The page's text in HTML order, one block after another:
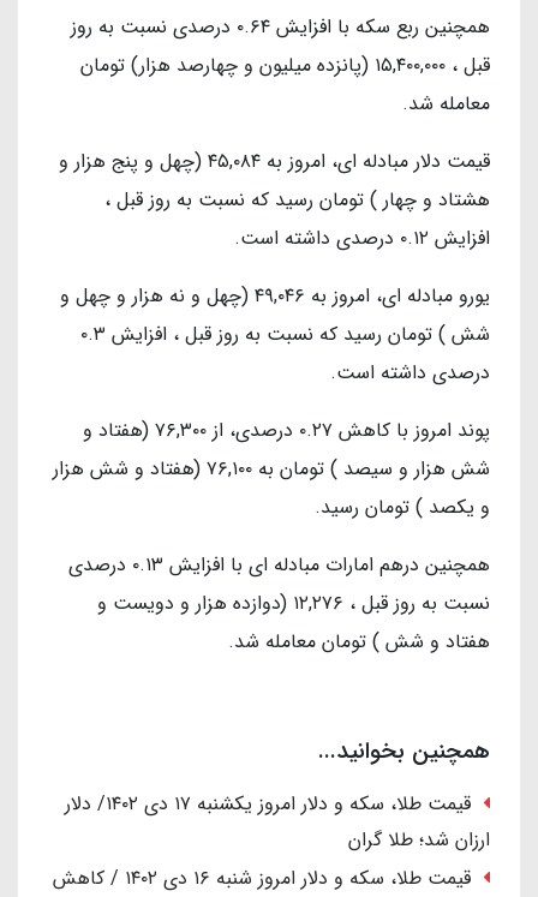
همچنین ربع سکه با افزایش ۰.۶۴ درصدی نسبت به روز
قبل ، ۱۵,۴۰۰,۰۰۰ (پانزده میلیون و چهارصد هزار) تومان
معامله شد.
قیمت دلار مبادله ای، امروز به ۴۵,۰۸۴ (چهل و پنج هزار و
هشتاد و چهار ) تومان رسید که نسبت به روز قبل ،
افزایش ۰.۱۲ درصدی داشته است.
یورو مبادله ای، امروز به ۴۹,۰۴۶ (چهل و نه هزار و چهل و
شش ) تومان رسید که نسبت به روز قبل ، افزایش ۰.۳
درصدی داشته است.
پوند امروز با کاهش ۰.۲۷ درصدی، از ۷۶,۳۰۰ (هفتاد و
شش هزار و سیصد ) تومان به ۷۶,۱۰۰ (هفتاد و شش هزار
و یکصد ) تومان رسید.
همچنین درهم امارات مبادله ای با افزایش ۰.۱۳ درصدی
نسبت به روز قبل ، ۱۲,۲۷۶ (دوازده هزار و دویست و
هفتاد و شش ) تومان معامله شد.
همچنین بخوانید...
قیمت طلا، سکه و دلار امروز یکشنبه ۱۷ دی ۱۴۰۲/ دلار
ارزان شد؛ طلا گران
قیمت طلا، سکه و دلار امروز شنبه ۱۶ دی ۱۴۰۲ / کاهش